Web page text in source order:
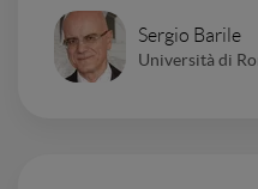
Sergio Barile
Università di